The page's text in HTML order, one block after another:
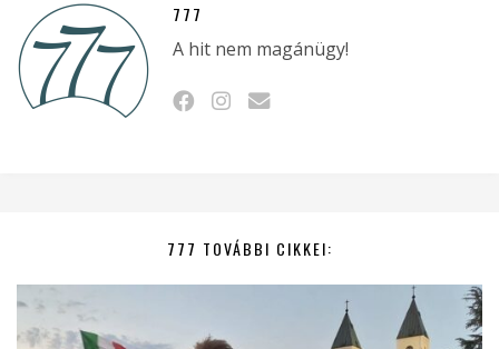
777
A hit nem magánügy!
777 TOVÁBBI CIKKEI: